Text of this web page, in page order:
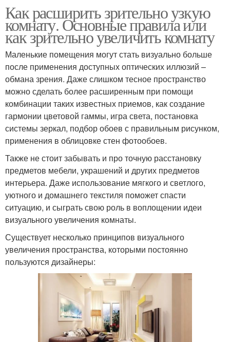
Как расширить зрительно узкую
комнату. Основные правила или
как зрительно увеличить комнату
Маленькие помещения могут стать визуально больше
после применения доступных оптических иллюзий –
обмана зрения. Даже слишком тесное пространство
можно сделать более расширенным при помощи
комбинации таких известных приемов, как создание
гармонии цветовой гаммы, игра света, постановка
системы зеркал, подбор обоев с правильным рисунком,
применения в облицовке стен фотообоев.
Также не стоит забывать и про точную расстановку
предметов мебели, украшений и других предметов
интерьера. Даже использование мягкого и светлого,
уютного и домашнего текстиля поможет спасти
ситуацию, и сыграть свою роль в воплощении идеи
визуального увеличения комнаты.
Существует несколько принципов визуального
увеличения пространства, которыми постоянно
пользуются дизайнеры: